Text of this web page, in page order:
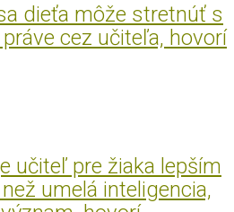
dieťa môže stretnúť s
cez učiteľa, hovorí
učiteľ pre žiaka lepším
umelá inteligencia,